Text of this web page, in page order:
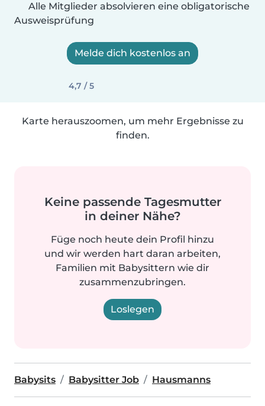
Alle Mitglieder absolvieren eine obligatorische
Ausweisprüfung
Melde dich kostenlos an
4,7 / 5
Karte herauszoomen, um mehr Ergebnisse zu
finden.
Keine passende Tagesmutter
in deiner Nähe?
Füge noch heute dein Profil hinzu
und wir werden hart daran arbeiten,
Familien mit Babysittern wie dir
zusammenzubringen.
Loslegen
Babysits Babysitter Job Hausmanns